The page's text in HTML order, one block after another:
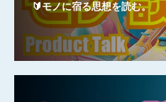
🔰モノに宿る思想を読む。